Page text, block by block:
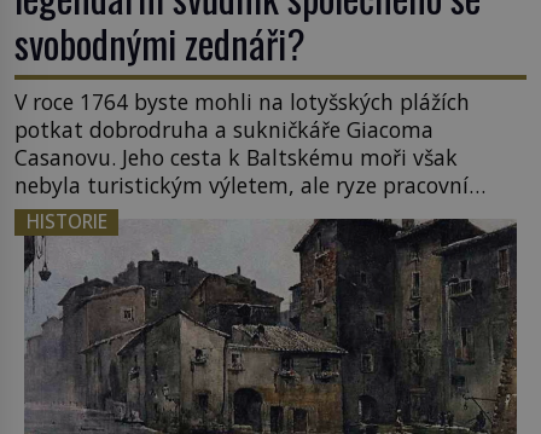
svobodnými zednáři?
V roce 1764 byste mohli na lotyšských plážích
potkat dobrodruha a sukničkáře Giacoma
Casanovu. Jeho cesta k Baltskému moři však
nebyla turistickým výletem, ale ryze pracovní
cestou se zištnými úmysly. Jaký cíl Casanova
sledoval, když se například procházel uličkami
lotyšské Rigy? Casanova v Pobaltí kontaktoval
tamní zednářské lóže. Nebyl v této oblasti žádným
nováčkem, protože do zednářské […]
HISTORIE